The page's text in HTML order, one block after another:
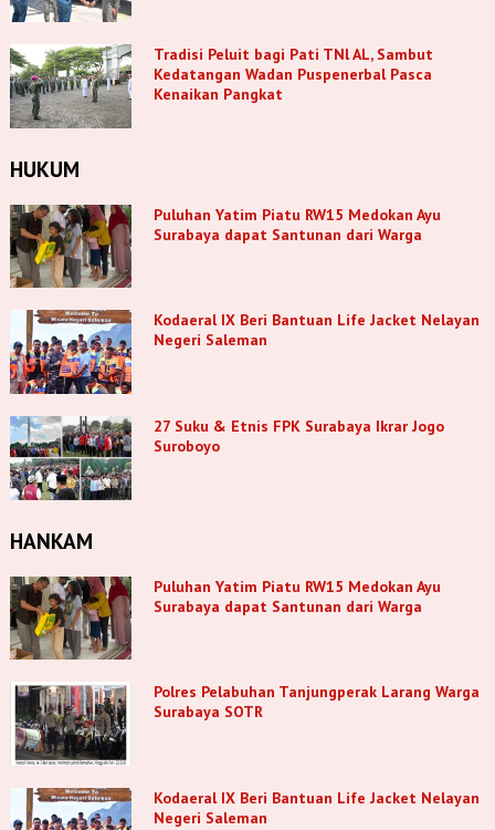
Tradisi Peluit bagi Pati TNl AL, Sambut
Kedatangan Wadan Puspenerbal Pasca
Kenaikan Pangkat
HUKUM
Puluhan Yatim Piatu RW15 Medokan Ayu
Surabaya dapat Santunan dari Warga
Kodaeral IX Beri Bantuan Life Jacket Nelayan
Negeri Saleman
27 Suku & Etnis FPK Surabaya Ikrar Jogo
Suroboyo
HANKAM
Puluhan Yatim Piatu RW15 Medokan Ayu
Surabaya dapat Santunan dari Warga
Polres Pelabuhan Tanjungperak Larang Warga
Surabaya SOTR
Kodaeral IX Beri Bantuan Life Jacket Nelayan
Negeri Saleman